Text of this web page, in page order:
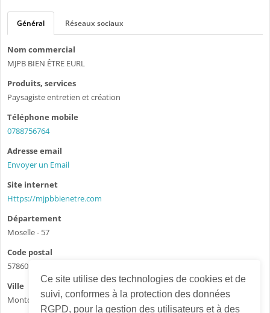
Ce site utilise des technologies de cookies et de
suivi, conformes à la protection des données
RGPD, pour la gestion des utilisateurs et à des
Général Réseaux sociaux
Nom commercial
MJPB BIEN ÊTRE EURL
Produits, services
Paysagiste entretien et création
Téléphone mobile
0788756764
Adresse email
Envoyer un Email
Site internet
Https://mjpbbienetre.com
Département
Moselle - 57
Code postal
57860
Ville
Montois-la-Montagne